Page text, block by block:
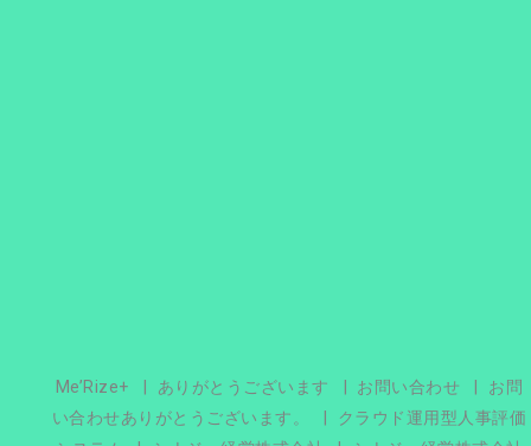
Me’Rize+ ありがとうございます お問い合わせ
お問
い合わせありがとうございます。
クラウド運用型人事評価